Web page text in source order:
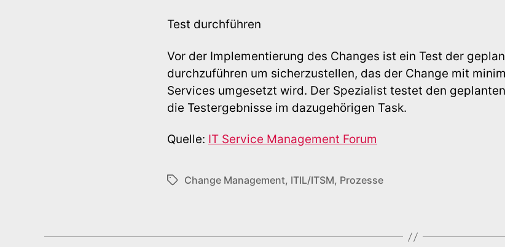
Test durchführen
Vor der Implementierung des Changes ist ein Test der
durchzuführen um sicherzustellen, das der Change mit
Services umgesetzt wird. Der Spezialist testet den
die Testergebnisse im dazugehörigen Task.
Quelle: IT Service Management Forum
Schlagwörter
Change Management, ITIL/ITSM, Prozesse